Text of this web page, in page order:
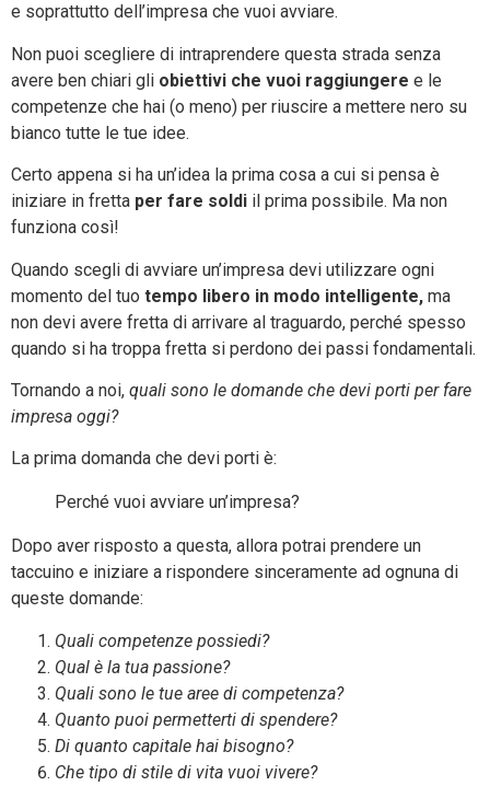
e soprattutto dell’impresa che vuoi avviare.
Non puoi scegliere di intraprendere questa strada senza
avere ben chiari gli obiettivi che vuoi raggiungere e le
competenze che hai (o meno) per riuscire a mettere nero su
bianco tutte le tue idee.
Certo appena si ha un’idea la prima cosa a cui si pensa è
iniziare in fretta per fare soldi il prima possibile. Ma non
funziona così!
Quando scegli di avviare un’impresa devi utilizzare ogni
momento del tuo tempo libero in modo intelligente, ma
non devi avere fretta di arrivare al traguardo, perché spesso
quando si ha troppa fretta si perdono dei passi fondamentali.
Tornando a noi, quali sono le domande che devi porti per fare
impresa oggi?
La prima domanda che devi porti è:
Perché vuoi avviare un’impresa?
Dopo aver risposto a questa, allora potrai prendere un
taccuino e iniziare a rispondere sinceramente ad ognuna di
queste domande:
Quali competenze possiedi?
Qual è la tua passione?
Quali sono le tue aree di competenza?
Quanto puoi permetterti di spendere?
Di quanto capitale hai bisogno?
Che tipo di stile di vita vuoi vivere?